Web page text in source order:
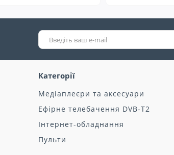
Категорії
Медіаплеєри та аксесуари
Ефірне телебачення DVB-T2
Інтернет-обладнання
Пульти